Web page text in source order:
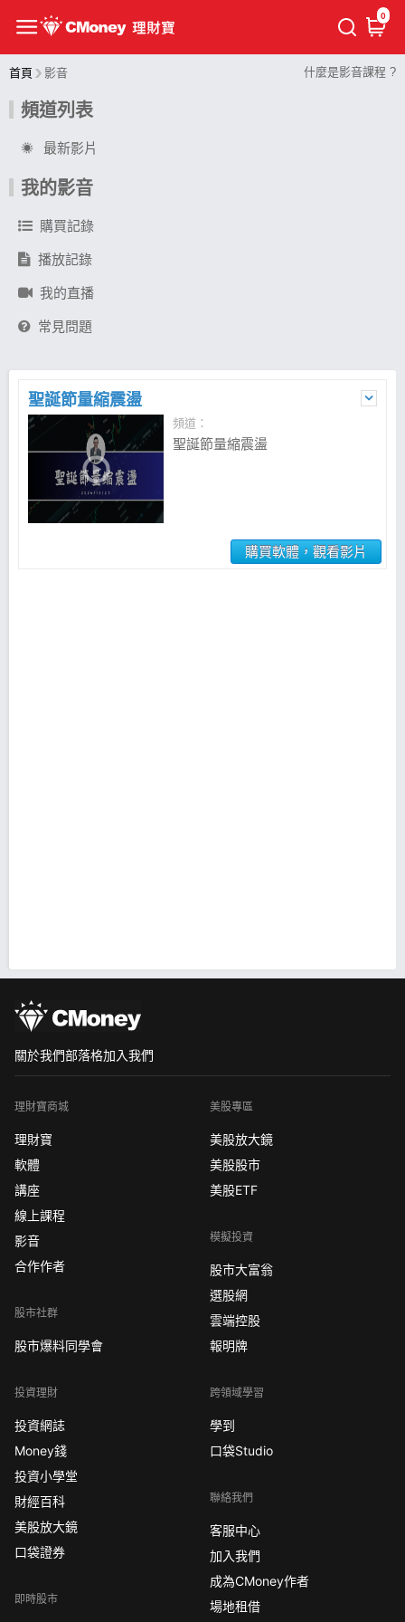
0
首頁 影音 什麼是影音課程 ?
頻道列表
最新影片
我的影音
購買記錄
播放記錄
我的直播
常見問題
聖誕節量縮震盪
頻道：
聖誕節量縮震盪
購買軟體，觀看影片
關於我們部落格加入我們
理財寶商城
理財寶
軟體
講座
線上課程
影音
合作作者
股市社群
股市爆料同學會
投資理財
投資網誌
Money錢
投資小學堂
財經百科
美股放大鏡
口袋證券
即時股市
美股專區
美股放大鏡
美股股市
美股ETF
模擬投資
股市大富翁
選股網
雲端控股
報明牌
跨領域學習
學到
口袋Studio
聯絡我們
客服中心
加入我們
成為CMoney作者
場地租借